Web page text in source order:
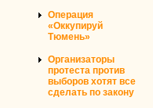
Операция
«Оккупируй
Тюмень»
Организаторы
протеста против
выборов хотят все
сделать по закону